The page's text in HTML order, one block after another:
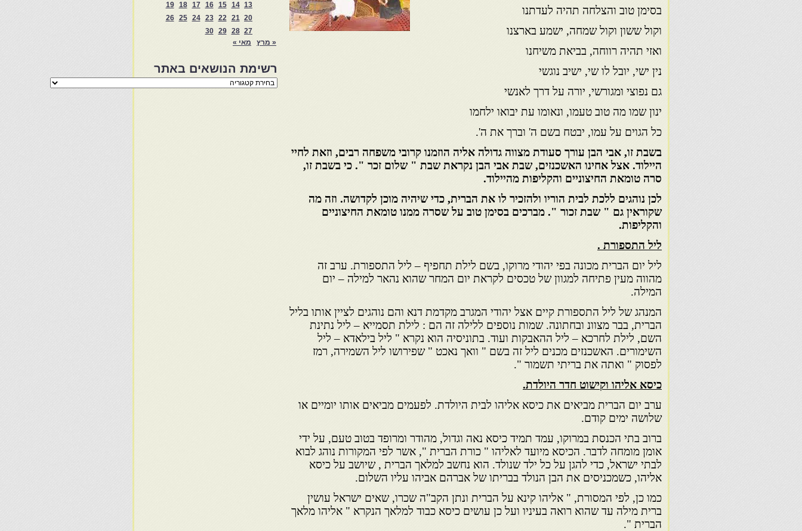
בסימן טוב והצלחה תהיה לעדתנו
וקול ששון וקול שמחה, ישמע בארצנו
ואזי תהיה רווחה, בביאת משיחנו
נין ישי, יובל לו שי, ישיב נוגשי
גם נפוצי ומגורשי, יורה על דרך לאנשי
ינון שמו מה טוב טעמו, ונאומו עת יבואו ילחמו
כל הגוים על עמו, יבטח בשם ה' וברך את ה'.
בשבת זו, אבי הבן עורך סעודת מצווה גדולה אליה הוזמנו קרובי משפחה רבים, וזאת לחיי
היילוד. אצל אחינו האשכנזים, שבת אבי הבן נקראת שבת " שלום זכר ". כי בשבת זו,
סרה טומאת החיצוניים והקליפות מהיילוד.
לכן נוהגים ללכת לבית הוריו ולהזכיר לו את הברית, כדי שיהיה מוכן לקדושה. וזה מה
שקוראין גם " שבת זכור ". מברכים בסימן טוב על שסרה ממנו טומאת החיצוניים
והקליפות.
ליל התספורת .
ליל יום הברית מכונה בפי יהודי מרוקו, בשם לילת תחפיף – ליל התספורת. ערב זה
מהווה מעין פתיחה למגוון של טכסים לקראת יום המחר שהוא נהאר למילה – יום
המילה.
המנהג של ליל התספורת קיים אצל יהודי המגרב מקדמת דנא והם נוהגים לציין אותו בליל
הברית, בבר מצוונ ובחתונה. שמות נוספים ללילה זה הם : לילת תסמייא – ליל נתינת
השם, לילת לחרכא – ליל ההאבקות ועוד. בתוניסיה הוא נקרא " ליל בילאדא – ליל
השימורים. האשכנזים מכנים ליל זה בשם " וואך נאכט " שפירושו ליל השמירה, רמז
לפסוק " ואתה את בריתי תשמור ".
כיסא אליהו וקישוט חדר היולדת.
ערב יום הברית מביאים את כיסא אליהו לבית היולדת. לפעמים מביאים אותו יומיים או
שלושה ימים קודם.
ברוב בתי הכנסת במרוקו, עמד תמיד כיסא נאה וגדול, מהודר ומרופד בטוב טעם, על ידי
אומן מומחה לדבר. הכיסא מיועד לאליהו " כורת הברית ", אשר לפי המקורות נוהג לבוא
לבתי ישראל, כדי להגן על כל ילד שנולד. הוא נחשב למלאך הברית , שיושב על כיסא
אליהו, כשמכניסים את הבן הנולד בבריתו של אברהם אביהו עליו השלום.
כמו כן, לפי המסורת, " אליהו קינא על הברית ונתן הקב"ה שכרו, שאים ישראל עושין
ברית מילה עד שהוא רואה בעיניו ועל כן עושים כיסא כבוד למלאך הנקרא " אליהו מלאך
הברית ".
13
14
15
16
17
18
19
20
21
22
23
24
25
26
27
28
29
30
« מרץ
מאי »
רשימת הנושאים באתר
רשימת
הנושאים